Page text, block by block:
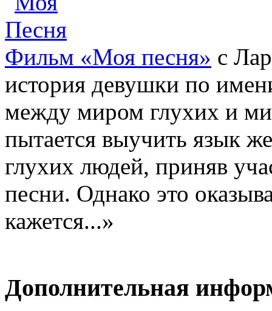
Фильм «Моя песня» с
история девушки по
между миром глухих и
пытается выучить язык
глухих людей, приняв
песни. Однако это
кажется...»
Дополнительная